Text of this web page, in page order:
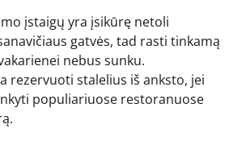
įstaigų yra įsikūrę netoli
gatvės, tad rasti tinkamą
nebus sunku.
rezervuoti stalelius iš anksto, jei
populiariuose restoranuose